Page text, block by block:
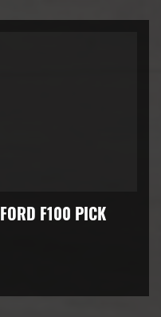
F100 PICK